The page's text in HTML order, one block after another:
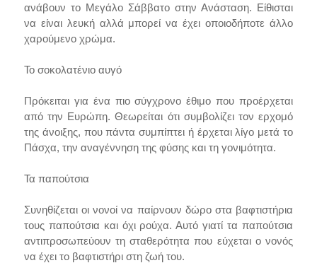
ανάβουν το Μεγάλο Σάββατο στην Ανάσταση. Είθισται
να είναι λευκή αλλά μπορεί να έχει οποιοδήποτε άλλο
χαρούμενο χρώμα.
Το σοκολατένιο αυγό
Πρόκειται για ένα πιο σύγχρονο έθιμο που προέρχεται
από την Ευρώπη. Θεωρείται ότι συμβολίζει τον ερχομό
της άνοιξης, που πάντα συμπίπτει ή έρχεται λίγο μετά το
Πάσχα, την αναγέννηση της φύσης και τη γονιμότητα.
Τα παπούτσια
Συνηθίζεται οι νονοί να παίρνουν δώρο στα βαφτιστήρια
τους παπούτσια και όχι ρούχα. Αυτό γιατί τα παπούτσια
αντιπροσωπεύουν τη σταθερότητα που εύχεται ο νονός
να έχει το βαφτιστήρι στη ζωή του.